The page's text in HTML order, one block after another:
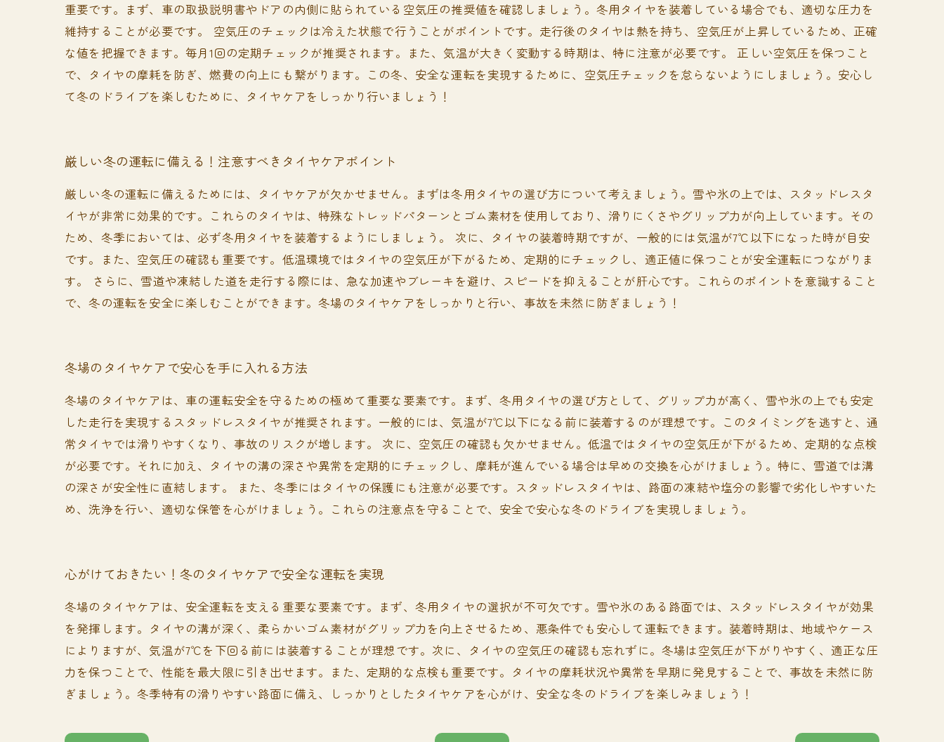
重要です。まず、車の取扱説明書やドアの内側に貼られている空気圧の推奨値を確認しましょう。冬用タイヤを装着している場合でも、適切な圧力を
維持することが必要です。 空気圧のチェックは冷えた状態で行うことがポイントです。走行後のタイヤは熱を持ち、空気圧が上昇しているため、正確
な値を把握できます。毎月1回の定期チェックが推奨されます。また、気温が大きく変動する時期は、特に注意が必要です。 正しい空気圧を保つこと
で、タイヤの摩耗を防ぎ、燃費の向上にも繋がります。この冬、安全な運転を実現するために、空気圧チェックを怠らないようにしましょう。安心し
て冬のドライブを楽しむために、タイヤケアをしっかり行いましょう！
厳しい冬の運転に備える！注意すべきタイヤケアポイント
厳しい冬の運転に備えるためには、タイヤケアが欠かせません。まずは冬用タイヤの選び方について考えましょう。雪や氷の上では、スタッドレスタ
イヤが非常に効果的です。これらのタイヤは、特殊なトレッドパターンとゴム素材を使用しており、滑りにくさやグリップ力が向上しています。その
ため、冬季においては、必ず冬用タイヤを装着するようにしましょう。 次に、タイヤの装着時期ですが、一般的には気温が7℃以下になった時が目安
です。また、空気圧の確認も重要です。低温環境ではタイヤの空気圧が下がるため、定期的にチェックし、適正値に保つことが安全運転につながりま
す。 さらに、雪道や凍結した道を走行する際には、急な加速やブレーキを避け、スピードを抑えることが肝心です。これらのポイントを意識すること
で、冬の運転を安全に楽しむことができます。冬場のタイヤケアをしっかりと行い、事故を未然に防ぎましょう！
冬場のタイヤケアで安心を手に入れる方法
冬場のタイヤケアは、車の運転安全を守るための極めて重要な要素です。まず、冬用タイヤの選び方として、グリップ力が高く、雪や氷の上でも安定
した走行を実現するスタッドレスタイヤが推奨されます。一般的には、気温が7℃以下になる前に装着するのが理想です。このタイミングを逃すと、通
常タイヤでは滑りやすくなり、事故のリスクが増します。 次に、空気圧の確認も欠かせません。低温ではタイヤの空気圧が下がるため、定期的な点検
が必要です。それに加え、タイヤの溝の深さや異常を定期的にチェックし、摩耗が進んでいる場合は早めの交換を心がけましょう。特に、雪道では溝
の深さが安全性に直結します。 また、冬季にはタイヤの保護にも注意が必要です。スタッドレスタイヤは、路面の凍結や塩分の影響で劣化しやすいた
め、洗浄を行い、適切な保管を心がけましょう。これらの注意点を守ることで、安全で安心な冬のドライブを実現しましょう。
心がけておきたい！冬のタイヤケアで安全な運転を実現
冬場のタイヤケアは、安全運転を支える重要な要素です。まず、冬用タイヤの選択が不可欠です。雪や氷のある路面では、スタッドレスタイヤが効果
を発揮します。タイヤの溝が深く、柔らかいゴム素材がグリップ力を向上させるため、悪条件でも安心して運転できます。装着時期は、地域やケース
によりますが、気温が7℃を下回る前には装着することが理想です。次に、タイヤの空気圧の確認も忘れずに。冬場は空気圧が下がりやすく、適正な圧
力を保つことで、性能を最大限に引き出せます。また、定期的な点検も重要です。タイヤの摩耗状況や異常を早期に発見することで、事故を未然に防
ぎましょう。冬季特有の滑りやすい路面に備え、しっかりとしたタイヤケアを心がけ、安全な冬のドライブを楽しみましょう！